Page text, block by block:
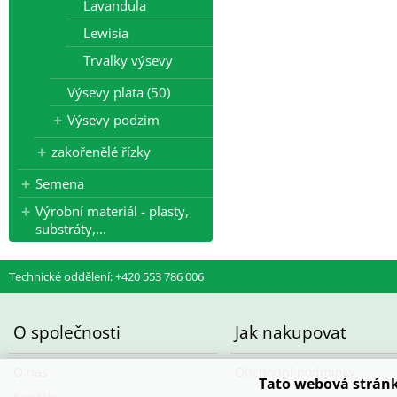
Lavandula
Lewisia
Trvalky výsevy
Výsevy plata (50)
Výsevy podzim
zakořenělé řízky
Semena
Výrobní materiál - plasty,
substráty,...
Technické oddělení: +420 553 786 006
O společnosti Jak nakupovat
Tato webová